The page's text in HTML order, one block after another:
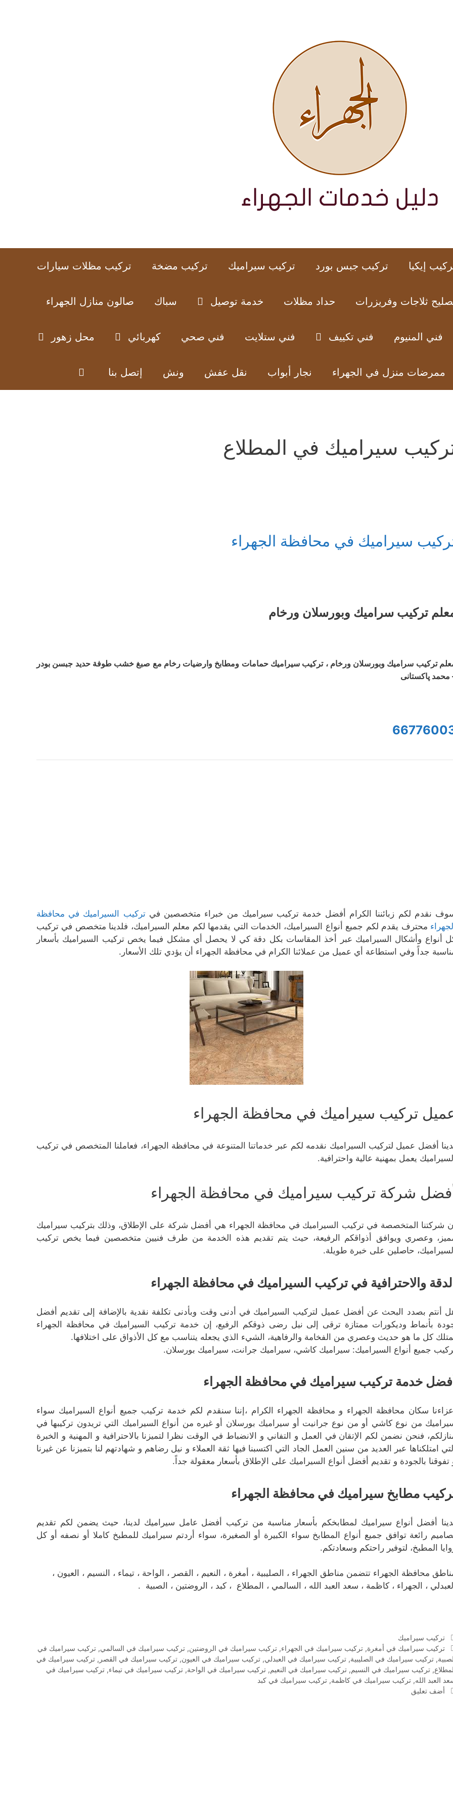
إيكيا تركيب جبس بورد تركيب سيراميك تركيب مضخة تركيب مظلات سيارات
ثلاجات وفريزرات حداد مظلات خدمة توصيل سباك صالون منازل الجهراء
فني المنيوم فني تكييف فني ستلايت فني صحي كهربائي محل زهور
ممرضات منزل في الجهراء نجار أبواب نقل عفش ونش إتصل بنا
سيراميك في المطلاع
سيراميك في محافظة الجهراء
ترکیب سرامیك وبورسلان ورخام
ترکیب سرامیك وبورسلان ورخام ، تركيب سيراميك حمامات ومطابخ وارضیات رخام مع صبغ خشب طوفة حدید جبسن بودر
محمد پاکستانی
نقدم لكم زبائننا الكرام أفضل خدمة تركيب سيراميك من خبراء متخصصين فيتركيب السيراميك في محافظة
محترف يقدم لكم جميع أنواع السيراميك، الخدمات التي يقدمها لكم معلم السيراميك، فلدينا متخصص في تركيب
أنواع وأشكال السيراميك عبر أخذ المقاسات بكل دقة كي لا يحصل أي مشكل فيما يخص تركيب السيراميك بأسعار
جداً وفي استطاعة أي عميل من عملائنا الكرام في محافظة الجهراء أن يؤدي تلك الأسعار.
تركيب سيراميك في محافظة الجهراء
أفضل عميل لتركيب السيراميك نقدمه لكم عبر خدماتنا المتنوعة في محافظة الجهراء، فعاملنا المتخصص في تركيب
يعمل بمهنية عالية واحترافية.
شركة تركيب سيراميك في محافظة الجهراء
إن شركتنا المتخصصة في تركيب السيراميك في محافظة الجهراء هي أفضل شركة على الإطلاق، وذلك بتركيب سيراميك
وعصري ويوافق أذواقكم الرفيعة، حيث يتم تقديم هذه الخدمة من طرف فنيين متخصصين فيما يخص تركيب
السيراميك، حاصلين على خبرة طويلة.
الدقة والاحترافية في تركيب السيراميك في محافظة الجهراء
أنتم بصدد البحث عن أفضل عميل لتركيب السيراميك في أدنى وقت وبأدنى تكلفة نقدية بالإضافة إلى تقديم أفضل
بأنماط وديكورات ممتازة ترقى إلى نيل رضى ذوقكم الرفيع، إن خدمة تركيب السيراميك في محافظة الجهراء
كل ما هو حديث وعصري من الفخامة والرفاهية، الشيء الذي يجعله يتناسب مع كل الأذواق على اختلافها.
جميع أنواع السيراميك: سيراميك كاشي، سيراميك جرانت، سيراميك بورسلان.
أفضل خدمة تركيب سيراميك في محافظة الجهراء
أعزاءنا سكان محافظة الجهراء و محافظة الجهراء الكرام ،إننا سنقدم لكم خدمة تركيب جميع أنواع السيراميك سواء
من نوع كاشي أو من نوع جرانيت أو سيراميك بورسلان أو غيره من أنواع السيراميك التي تريدون تركيبها في
فنحن نضمن لكم الإتقان في العمل و التفاني و الانضباط في الوقت نظرا لتميزنا بالاحترافية و المهنية و الخبرة
التي امتلكناها عبر العديد من سنين العمل الجاد التي اكتسبنا فيها ثقة العملاء و نيل رضاهم و شهادتهم لنا بتميزنا عن غيرنا
تفوقنا بالجودة و تقديم أفضل أنواع السيراميك على الإطلاق بأسعار معقولة جداً.
مطابخ سيراميك في محافظة الجهراء
أفضل أنواع سيراميك لمطابخكم بأسعار مناسبة من تركيب أفضل عامل سيراميك لدينا، حيث يضمن لكم تقديم
رائعة توافق جميع أنواع المطابخ سواء الكبيرة أو الصغيرة، سواء أردتم سيراميك للمطبخ كاملا أو نصفه أو كل
المطبخ، لتوفير راحتكم وسعادتكم.
محافظة الجهراء تتضمن مناطق الجهراء ، الصليبية ، أمغرة ، النعيم ، القصر ، الواحة ، تيماء ، النسيم ، العيون ،
العبدلي ، الجهراء ، كاظمة ، سعد العبد الله ، السالمي ، المطلاع ، كبد ، الروضتين ، الصبية .
التصنيفات
تركيب سيراميك
الوسوم
تركيب سيراميك في أمغرة, تركيب سيراميك في الجهراء, تركيب سيراميك في الروضتين, تركيب سيراميك في السالمي, تركيب سيراميك في
, تركيب سيراميك في الصليبية, تركيب سيراميك في العبدلي, تركيب سيراميك في العيون, تركيب سيراميك في القصر , تركيب سيراميك في
, تركيب سيراميك في النسيم, تركيب سيراميك في النعيم, تركيب سيراميك في الواحة, تركيب سيراميك في تيماء, تركيب سيراميك في
العبد الله, تركيب سيراميك في كاظمة, تركيب سيراميك في كبد
أضف تعليق